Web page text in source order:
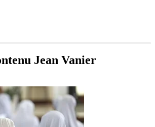
Jean Vanier